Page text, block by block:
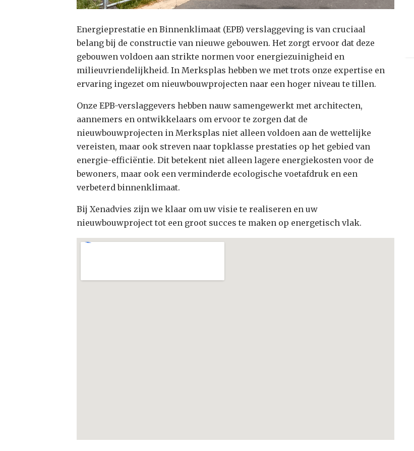
Energieprestatie en Binnenklimaat (EPB) verslaggeving is van cruciaal
belang bij de constructie van nieuwe gebouwen. Het zorgt ervoor dat deze
gebouwen voldoen aan strikte normen voor energiezuinigheid en
milieuvriendelijkheid. In Merksplas hebben we met trots onze expertise en
ervaring ingezet om nieuwbouwprojecten naar een hoger niveau te tillen.
Onze EPB-verslaggevers hebben nauw samengewerkt met architecten,
aannemers en ontwikkelaars om ervoor te zorgen dat de
nieuwbouwprojecten in Merksplas niet alleen voldoen aan de wettelijke
vereisten, maar ook streven naar topklasse prestaties op het gebied van
energie-efficiëntie. Dit betekent niet alleen lagere energiekosten voor de
bewoners, maar ook een verminderde ecologische voetafdruk en een
verbeterd binnenklimaat.
Bij Xenadvies zijn we klaar om uw visie te realiseren en uw
nieuwbouwproject tot een groot succes te maken op energetisch vlak.